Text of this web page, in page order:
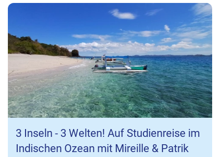
3 Inseln - 3 Welten! Auf Studienreise im
Indischen Ozean mit Mireille & Patrik